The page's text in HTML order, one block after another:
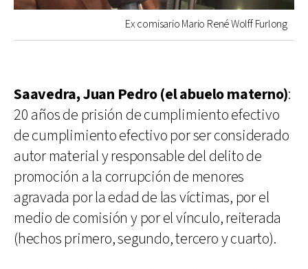
Ex comisario Mario René Wolff Furlong
Saavedra, Juan Pedro (el abuelo materno):
20 años de prisión de cumplimiento efectivo
de cumplimiento efectivo por ser considerado
autor material y responsable del delito de
promoción a la corrupción de menores
agravada por la edad de las víctimas, por el
medio de comisión y por el vínculo, reiterada
(hechos primero, segundo, tercero y cuarto).